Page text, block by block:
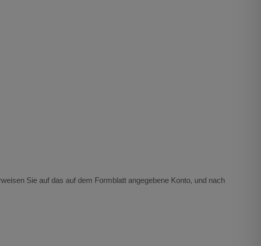
Sie auf das auf dem Formblatt angegebene Konto, und nach